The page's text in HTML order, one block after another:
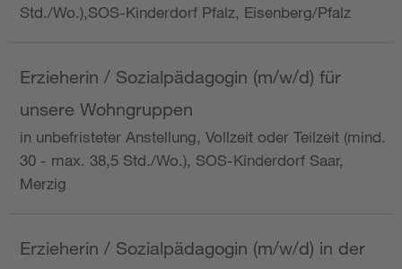
Std./Wo.),SOS-Kinderdorf Pfalz, Eisenberg/Pfalz
Erzieherin / Sozialpädagogin (m/w/d) für
unsere Wohngruppen
in unbefristeter Anstellung, Vollzeit oder Teilzeit (mind.
30 - max. 38,5 Std./Wo.), SOS-Kinderdorf Saar,
Merzig
Erzieherin / Sozialpädagogin (m/w/d) in der